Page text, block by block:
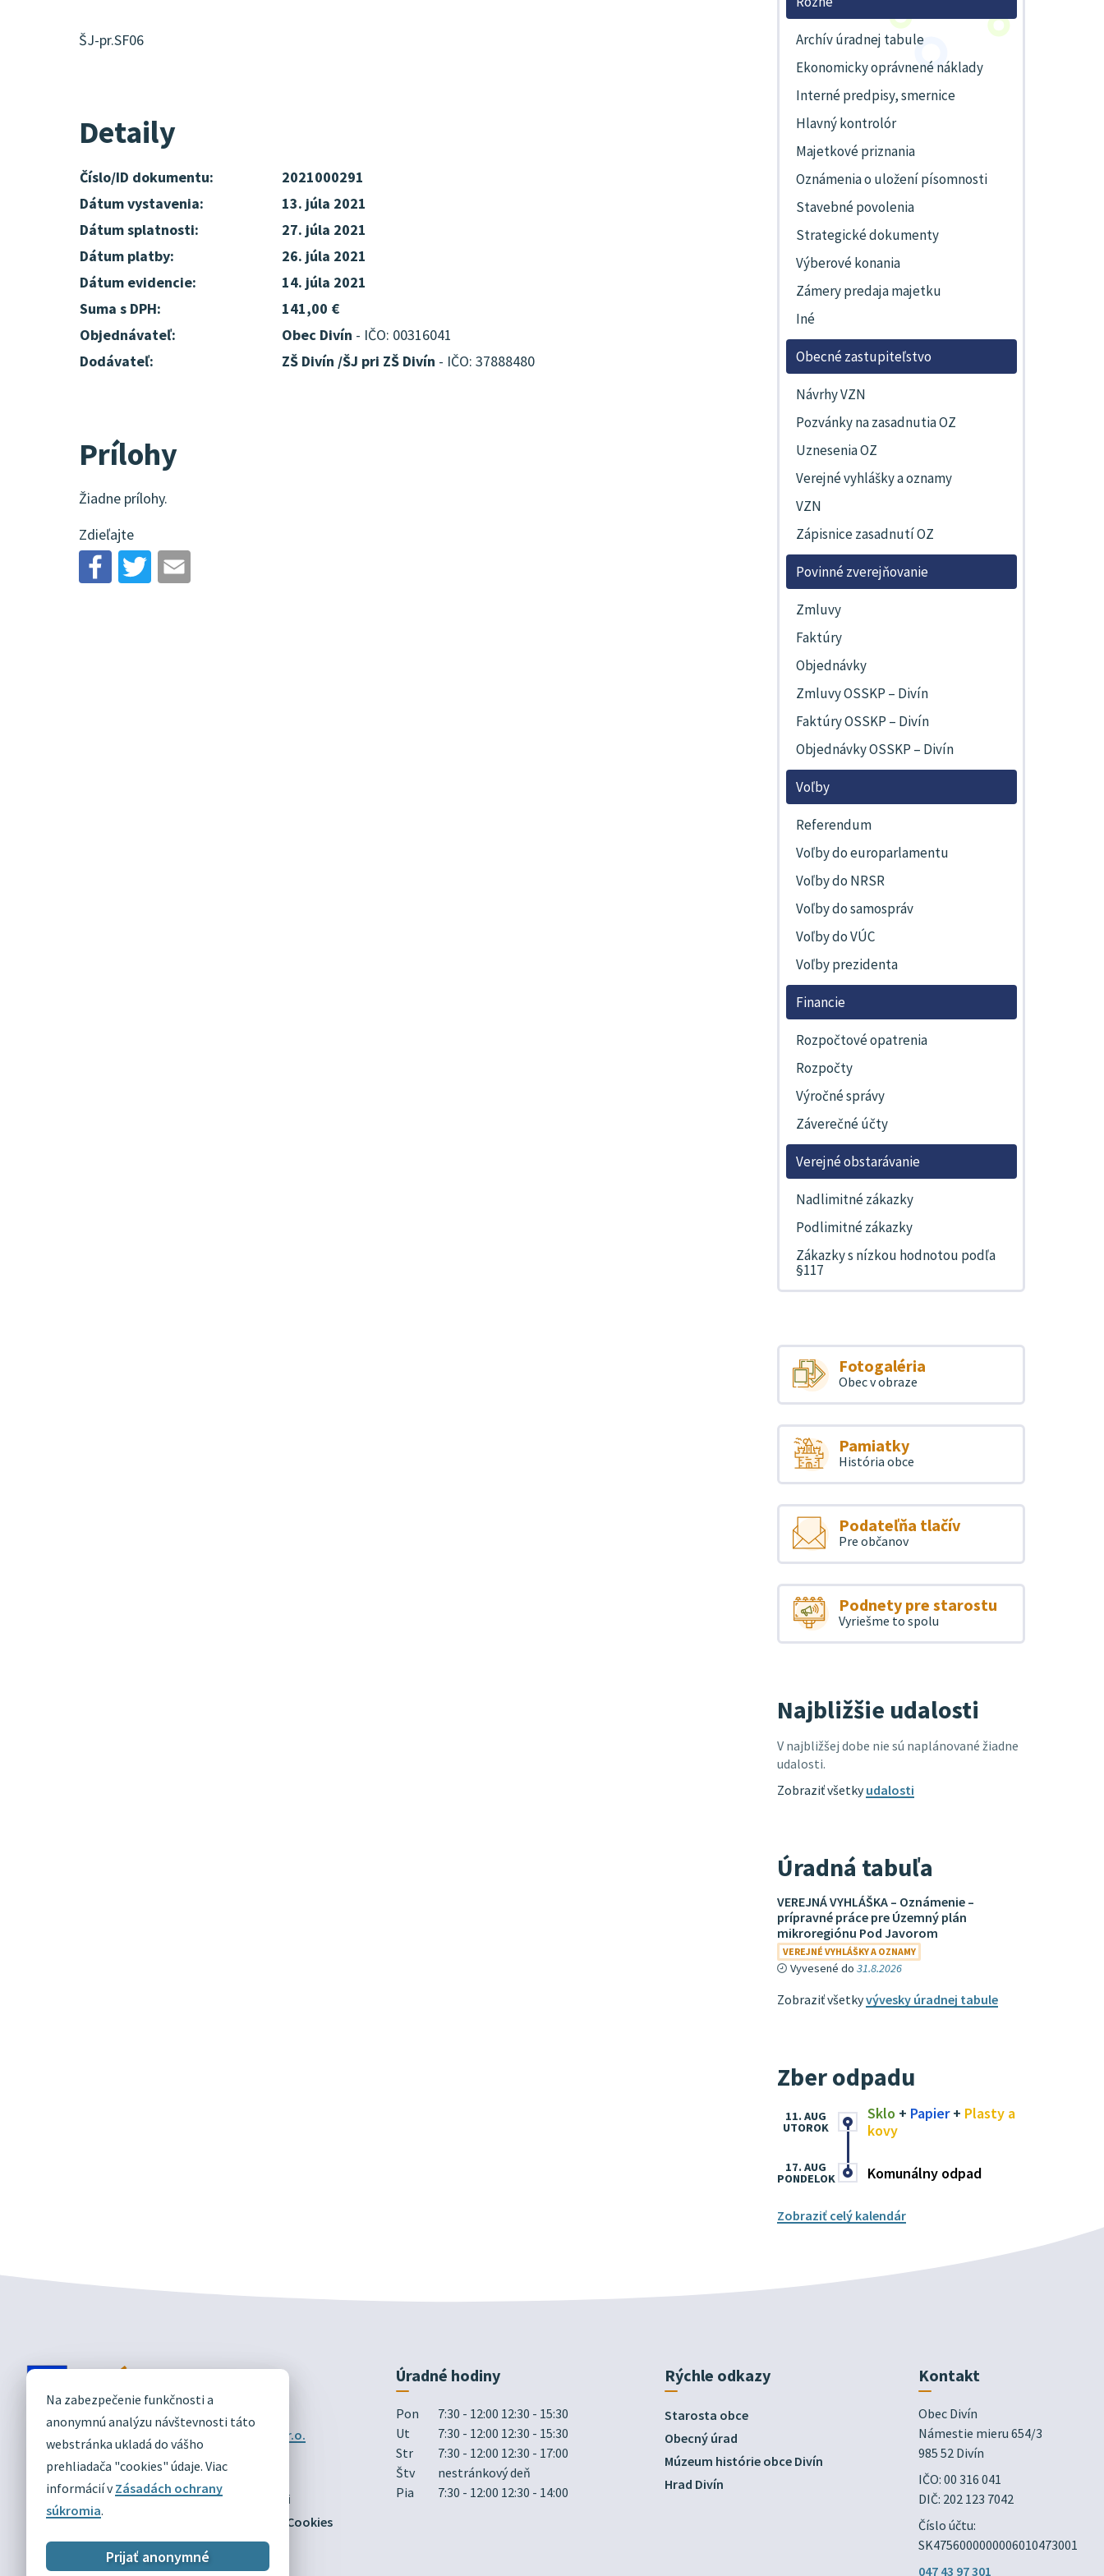
Na zabezpečenie funkčnosti a
anonymnú analýzu návštevnosti táto
webstránka ukladá do vášho
prehliadača "cookies" údaje. Viac
informácií vZásadách ochrany
súkromia.
Prijať anonymné
ŠJ-pr.SF06
Detaily
Číslo/ID dokumentu:
2021000291
Dátum vystavenia:
13. júla 2021
Dátum splatnosti:
27. júla 2021
Dátum platby:
26. júla 2021
Dátum evidencie:
14. júla 2021
Suma s DPH:
141,00 €
Objednávateľ:
Obec Divín - IČO: 00316041
Dodávateľ:
ZŠ Divín /ŠJ pri ZŠ Divín - IČO: 37888480
Prílohy
Žiadne prílohy.
Zdieľajte
Archív úradnej tabule
Ekonomicky oprávnené náklady
Interné predpisy, smernice
Hlavný kontrolór
Majetkové priznania
Oznámenia o uložení písomnosti
Stavebné povolenia
Strategické dokumenty
Výberové konania
Zámery predaja majetku
Iné
Obecné zastupiteľstvo
Návrhy VZN
Pozvánky na zasadnutia OZ
Uznesenia OZ
Verejné vyhlášky a oznamy
VZN
Zápisnice zasadnutí OZ
Povinné zverejňovanie
Zmluvy
Faktúry
Objednávky
Zmluvy OSSKP – Divín
Faktúry OSSKP – Divín
Objednávky OSSKP – Divín
Voľby
Referendum
Voľby do europarlamentu
Voľby do NRSR
Voľby do samospráv
Voľby do VÚC
Voľby prezidenta
Financie
Rozpočtové opatrenia
Rozpočty
Výročné správy
Záverečné účty
Verejné obstarávanie
Nadlimitné zákazky
Podlimitné zákazky
Zákazky s nízkou hodnotou podľa
§117
Fotogaléria
Obec v obraze
Pamiatky
História obce
Podateľňa tlačív
Pre občanov
Podnety pre starostu
Vyriešme to spolu
Najbližšie udalosti
V najbližšej dobe nie sú naplánované žiadne
udalosti.
Zobraziť všetkyudalosti
Úradná tabuľa
VEREJNÁ VYHLÁŠKA – Oznámenie –
prípravné práce pre Územný plán
mikroregiónu Pod Javorom
VEREJNÉ VYHLÁŠKY A OZNAMY
Vyvesené do 31.8.2026
Zobraziť všetkyvývesky úradnej tabule
Zber odpadu
Sklo + Papier+ Plasty a
kovy
11. AUG
UTOROK
Komunálny odpad
17. AUG
PONDELOK
Zobraziť celý kalendár
DIVÍN
OFICIÁLNE STRÁNKY
Technický prevádzkovateľ:
Alphabet partner s.r.o.
Správca obsahu:Obec Divín
Posledná aktualizácia:03.08.2026
Mapa
Vyhlásenie o prístupnosti
Zásady ochrany osobných údajov
Nastaviť Cookies
Úradné hodiny
Pon
7:30 - 12:00 12:30 - 15:30
Ut
7:30 - 12:00 12:30 - 15:30
Str
7:30 - 12:00 12:30 - 17:00
Štv
nestránkový deň
Pia
7:30 - 12:00 12:30 - 14:00
Rýchle odkazy
Starosta obce
Obecný úrad
Múzeum histórie obce Divín
Hrad Divín
Kontakt
Obec Divín
Námestie mieru 654/3
985 52 Divín
IČO: 00 316 041
DIČ: 202 123 7042
Číslo účtu:
SK4756000000006010473001
047 43 97 301